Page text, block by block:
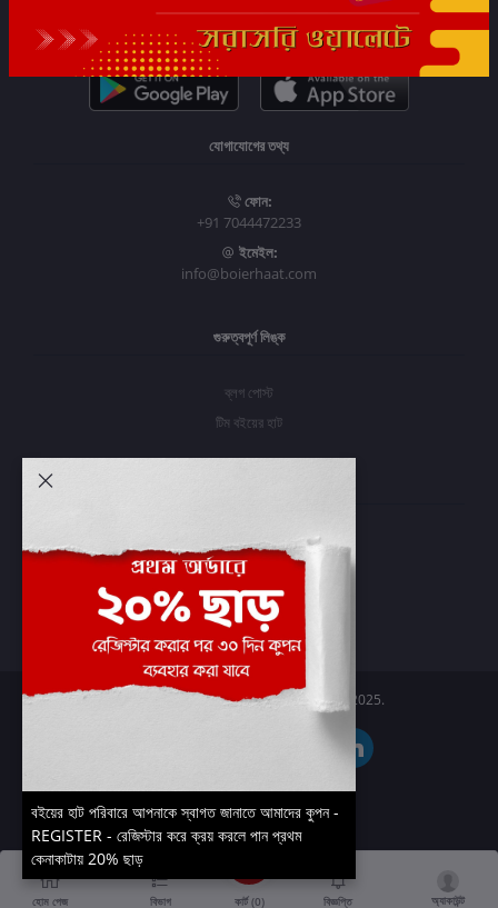
সাবস্ক্রাইব
যোগাযোগের তথ্য
ফোন:
+91 7044472233
ইমেইল:
info@boierhaat.com
গুরুত্বপূর্ণ লিঙ্ক
ব্লগ পোস্ট
টিম বইয়ের হাট
প্রবেশ করুন
অর্ডার ইতিহাস
আমার ইচ্ছাগুলি
অর্ডার ট্র্যাকিং
Boier Haat™ | © All rights reserved 2025.
হোম পেজ বিভাগ কার্ট (0) বিজ্ঞপ্তি অ্যাকাউন্ট
বইয়ের হাট পরিবারে আপনাকে স্বাগত জানাতে আমাদের কুপন -
REGISTER - রেজিস্টার করে ক্রয় করলে পান প্রথম
কেনাকাটায় 20% ছাড়